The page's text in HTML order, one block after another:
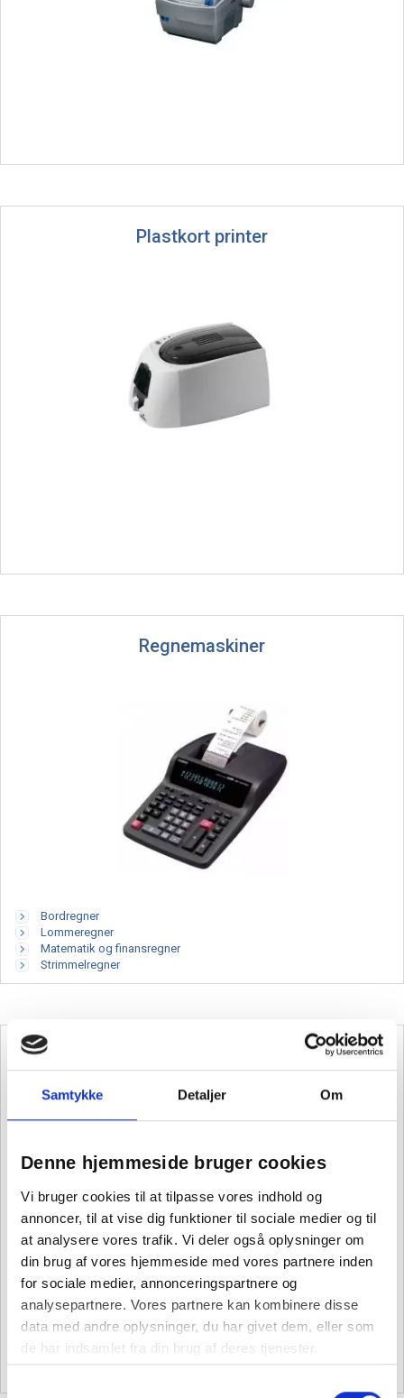
Samtykke Detaljer Om
Denne hjemmeside bruger cookies
Vi bruger cookies til at tilpasse vores indhold og
annoncer, til at vise dig funktioner til sociale medier og til
at analysere vores trafik. Vi deler også oplysninger om
din brug af vores hjemmeside med vores partnere inden
for sociale medier, annonceringspartnere og
analysepartnere. Vores partnere kan kombinere disse
data med andre oplysninger, du har givet dem, eller som
de har indsamlet fra din brug af deres tjenester.
Plastkort printer
Regnemaskiner
Bordregner
Lommeregner
Matematik og finansregner
Strimmelregner